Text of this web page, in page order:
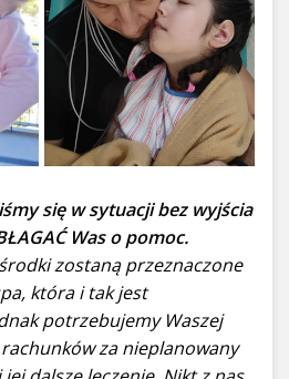
się w sytuacji bez wyjścia
Was o pomoc.
zostaną przeznaczone
która i tak jest
potrzebujemy Waszej
za nieplanowany